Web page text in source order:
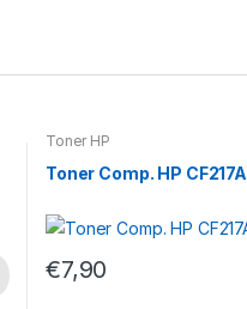
Toner HP
Toner Comp. HP CF217A
€7,90